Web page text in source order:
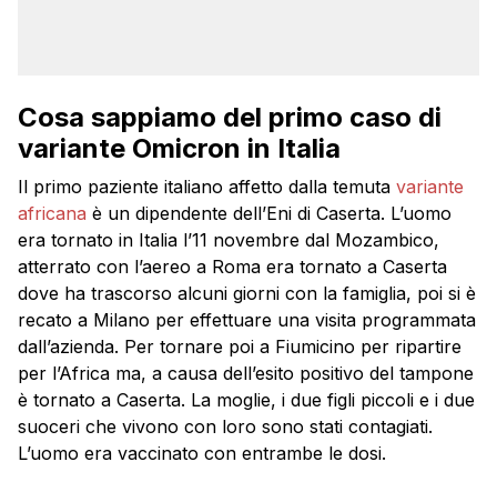
Cosa sappiamo del primo caso di
variante Omicron in Italia
Il primo paziente italiano affetto dalla temuta variante
africana è un dipendente dell’Eni di Caserta. L’uomo
era tornato in Italia l’11 novembre dal Mozambico,
atterrato con l’aereo a Roma era tornato a Caserta
dove ha trascorso alcuni giorni con la famiglia, poi si è
recato a Milano per effettuare una visita programmata
dall’azienda. Per tornare poi a Fiumicino per ripartire
per l’Africa ma, a causa dell’esito positivo del tampone
è tornato a Caserta. La moglie, i due figli piccoli e i due
suoceri che vivono con loro sono stati contagiati.
L’uomo era vaccinato con entrambe le dosi.